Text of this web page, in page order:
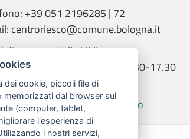
+39 051 2196285 | 72
centroriesco@comune.bologna.it
di apertura della biblioteca:
e giovedì: 9.00-14.00; 14.30-17.30
14.00-18.00
trattamento dati RiESco
dei cookie, piccoli file di
memorizzati dal browser sul
(computer, tablet,
l'esperienza di
i nostri servizi,